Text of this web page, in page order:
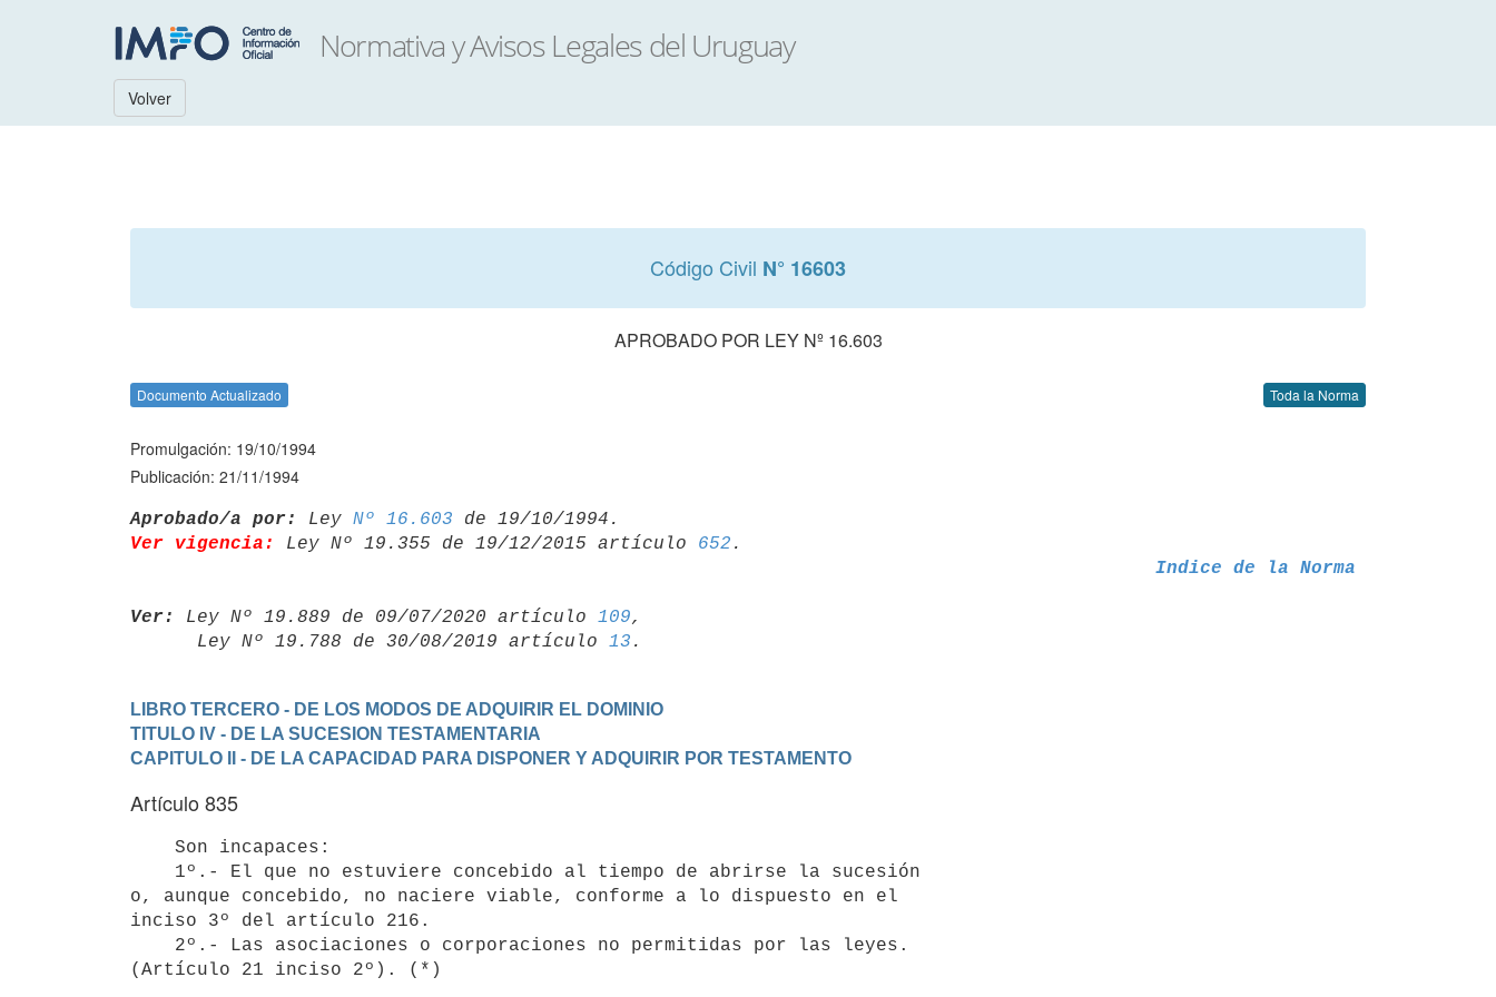
Volver
Código Civil N° 16603
APROBADO POR LEY Nº 16.603
Documento Actualizado Toda la Norma
Promulgación: 19/10/1994
Publicación: 21/11/1994
Aprobado/a por: Ley Nº 16.603
Ver vigencia:
Ley Nº 19.355 de 19/12/2015 artículo 652
Indice de la Norma
Ver: Ley Nº 19.889 de 09/07/2020 artículo 109,
      Ley Nº 19.788 de 30/08/2019 artículo
13
LIBRO TERCERO - DE LOS MODOS DE ADQUIRIR EL DOMINIO
TITULO IV - DE LA SUCESION TESTAMENTARIA
CAPITULO II - DE LA CAPACIDAD PARA DISPONER Y ADQUIRIR POR TESTAMENTO
Artículo 835
o, aunque concebido, no naciere viable, conforme a lo dispuesto en el
inciso 3º del artículo 216.